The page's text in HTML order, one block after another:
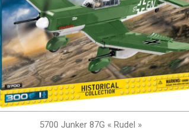
5700 Junker 87G « Rudel »